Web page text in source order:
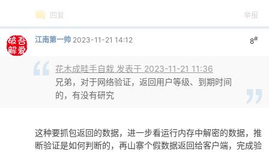
回复 举报
8#
江南第一帅 2023-11-21 14:12
花木成畦手自栽 发表于 2023-11-21 11:36
兄弟，对于网络验证，返回用户等级、到期时间
的，有没有研究
这种要抓包返回的数据，进一步看运行内存中解密的数据，推
断验证是如何判断的，再山寨个假数据返回给客户端，完成验